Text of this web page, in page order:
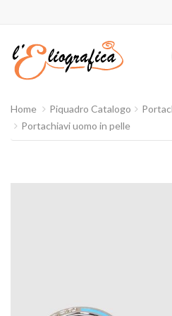
Home Piquadro Catalogo
Portachiavi uomo in pelle